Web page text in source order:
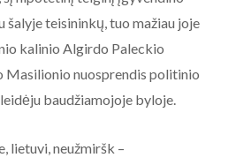
šalyje teisininkų, tuo mažiau joje
kalinio Algirdo Paleckio
Masilionio nuosprendis politinio
baudžiamojoje byloje.
lietuvi, neužmiršk –